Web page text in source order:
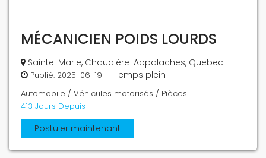
MÉCANICIEN POIDS LOURDS
Sainte-Marie, Chaudière-Appalaches, Quebec
Publié: 2025-06-19 Temps plein
Automobile / Véhicules motorisés / Pièces
413 Jours Depuis
Postuler maintenant